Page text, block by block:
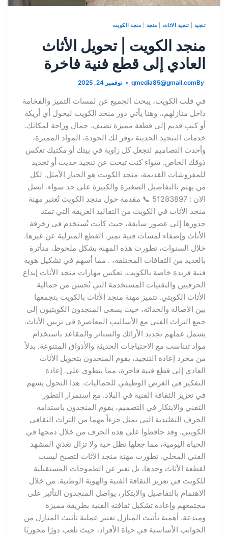
تنجيد تنجيد الاثاث منجد منجد الكويت
منجد الكويت | تحويل الأثاث
العادي إلى قطع فنية فاخرة
By
qmedia85@gmail.com نوفمبر 24, 2025
في قلب الكويت، يبحث الجميع عن لمسات التميز والفخامة
داخل منازلهم،. وهنا يأتي دور منجد الكويت ليحول أي أريكة
أو كنب قديم إلى قطعة مميزة تضيف. جمال وراحة لمكانك.
خدمات التنجيد الحديثة توفر لك الجودة، المواد المميزة،
وأحدث التصاميم لتجعل كل زاوية في بيتك أو مكتبك تعكس
ذوقك الخاص. سواء كنت تبحث عن تنجيد حديث أو تجديد
للمفروشات القديمة، منجد الكويت هو الخيار الأمثل. لكل
من يهتم بالتفاصيل الصغيرة والكبيرة على حد سواء. اتصل
الان : 51283897 📞 مقدمة حول منجد الكويت تُعتبر مهنة
منجد الأثاث في الكويت من التقاليد العريقة التي تمتد
جذورها إلى عصور سابقة، حيث كانت تُستخدم في زخرفة
الأثاث وإضفاء لمسات فنية تميز. القطع المنزلية عن غيرها.
خلال السنوات، تطورت هذه المهنة بشكل ملحوظ، متأثرة
بالعديد من الثقافات المختلفة، . مما أسهم في تشكيل هوية
فنية فريدة خاصة بالكويت. تعكس مهارات منجد الأثاث إبداع
الحرفيين والتقنيات المستخدمة التي تُحسن من جمالية
الأثاث الكويتي. تتميز مهنة منجد الأثاث بالكويت بتجمعها
بين الأصالة والحداثة، حيث يسعى المنجدون الكويتيون إلى
جمع التراث الفني مع الأساليب المعاصرة في تزيين الأثاث.
يشمل عملهم تجديد الأرائك والستائر والمقاعد باستخدام
مواد تتناسب مع الاحتياجات الحديثة والأذواق المتنوعة. بدلاً
من مجرد إعادة التنجيد، يقوم المنجدون بتحويل الأثاث
العادي إلى قطع فنية فاخرة، مما ينطوي على. إعادة
التفكير في الغرض الوظيفي للجماليات. هذا التحول يسهم
في تعزيز الثقافة الفنية في البلاد. مع استمرار التطور
التقني والابتكار في التصميم، يقوم المنجدون باستدامة
الحرف التقليدية التي تمثل جزءاً مهما من التراث الثقافي
الكويتي. وقد حافظوا على هذه الحرف من خلال دمجها في
الحياة اليومية، مما جعلها تظل حية ولا تزال تغذي المشهد
الفني المحلي. تطورت مهنة منجد الأثاث لتصبح ليست
لقطعة الأثاث وحدها، بل تعبر عن الطموحات المستقبلية
للكويت في تعزيز الثقافة الفنية والهوية الوطنية. من خلال
الاهتمام بالتفاصيل والابتكار، يواصل المنجدون التأثير على
مجتمعهم وإعادة تشكيل ثقافته الفنية بطريقة مميزة
ومبدعة. أهمية تأثيث المنازل تعتبر عملية تأثيث المنازل من
الجوانب الأساسية في حياة الأفراد، حيث تلعب دورًا محوريًا